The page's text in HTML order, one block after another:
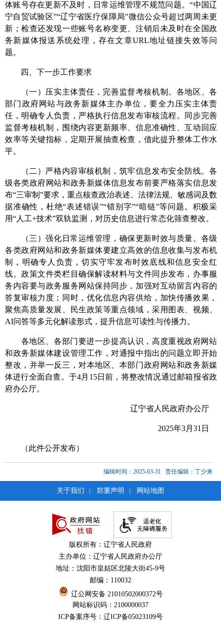
体账号存在更新不及时，日常运维管理不规范问题。“中国辽
宁自贸试验区”“辽宁省医疗保障局”微信公众号超过两周未更
新；检查还发现一些账号名称变更、注销后未及时在全国政
务新媒体报送系统处理，存在文章URL地址链接失效等问
题。
四、下一步工作要求
（一） 压实主体责任，完善监督考核机制 。 各地区、各
部门政府网站与政务新媒体主办单位，要全力压实主体责
任，明确专人负责，严格执行信息发布审核流程。同步完善
监督考核机制，围绕内容更新频率、信息准确性、互动回应
效率等关键指标，定期开展抽查检查，借此提升整体工作水
平。
（二）严格内容审核机制，筑牢信息发布安全防线。各
级各类政府网站和政务新媒体信息发布前要严格落实信息发
布“三审制”要求 ，重点核查政治表述、法律法规、敏感词及数
据准确性，杜绝“表述错误”“错别字”“暗链”等问题。 积极采
用“人工+技术”双轨监测，对历史信息进行常态化筛查整改。
（三）强化日常运维管理，确保更新时效与质量。 各级
各类政府网站和政务新媒体要建立高效的信息收集与发布机
制，明确专人负责，切实守牢发布时效底线和信息安全红
线。政策文件类栏目确保解读材料与文件同步发布，办事服
务内容要与政务服务网站保持同步，加强对互动留言内容的
答复审核力度；同时， 优化信息内容供给 ，加快传播效果，
聚焦高质量发展、民生政策等重点领域，采用图表、视频、
AI问答等多元化解读形式，提升信息可读性与传播力。
各地区、各部门要进一步提高认识，高度重视政府网站
和政务新媒体建设管理工作，对通报中指出的问题立即开始
整改，并举一反三，对本地区、本部门政府网站和政务新媒
体进行全面自查。于4月 15日前 ，将整改情况通过邮箱报省政
府办公厅。
辽宁省人民政府办公厅
2025年3月31 日
（此件公开发布）
编辑时间：2025-03-31 责任编辑：丁少来
关于我们 郑重声明 网站地图
版权所有：辽宁省人民政府
主办单位：辽宁省人民政府办公厅
地址：沈阳市皇姑区北陵大街45-9号
邮编：110032
辽公网安备 21010502000372号
网站标识码：2100000037
ICP备案序号：辽ICP备05023109号